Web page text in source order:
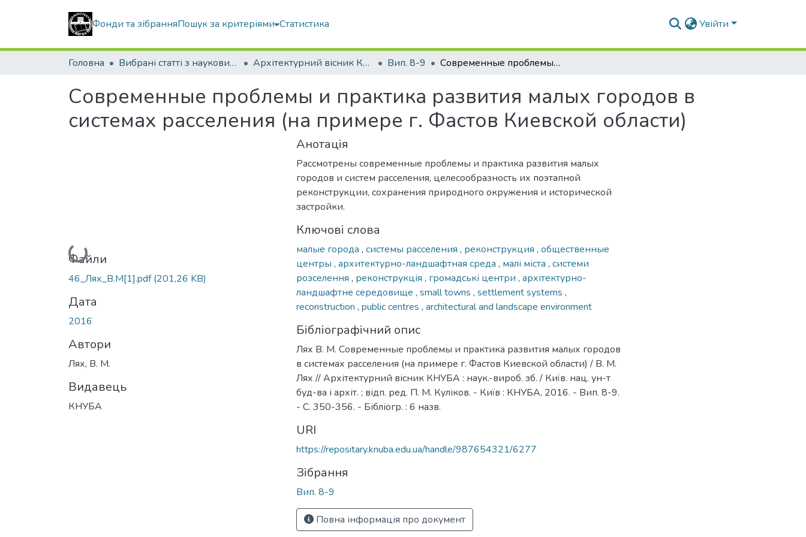
Фонди та зібранняПошук за критеріями Статистика Увійти
Головна Вибрані статті з наукових збірників КНУБА Архітектурний вісник КНУБА Вип. 8-9 Современные проблемы и практика развития малых городов в системах расселения (на примере г. Фастов Киевской области)
Современные проблемы и практика развития малых городов в
системах расселения (на примере г. Фастов Киевской области)
Вантажиться...
Файли
46_Лях_В.М[1].pdf(201,26 KB)
Дата
2016
Автори
Лях, В. М.
Видавець
КНУБА
Анотація
Рассмотрены современные проблемы и практика развития малых
городов и систем расселения, целесообразность их поэтапной
реконструкции, сохранения природного окружения и исторической
застройки.
Ключові слова
малые города , системы расселения , реконструкция , общественные
центры , архитектурно-ландшафтная среда , малі міста , системи
розселення , реконструкція , громадські центри , архітектурно-
ландшафтне середовище , small towns , settlement systems ,
reconstruction , public centres , architectural and landscape environment
Бібліографічний опис
Лях В. М. Современные проблемы и практика развития малых городов
в системах расселения (на примере г. Фастов Киевской области) / В. М.
Лях // Архітектурний вісник КНУБА : наук.-вироб. зб. / Київ. нац. ун-т
буд-ва і архіт. ; відп. ред. П. М. Куліков. - Київ : КНУБА, 2016. - Вип. 8-9.
- С. 350-356. - Бібліогр. : 6 назв.
URI
https://repositary.knuba.edu.ua/handle/987654321/6277
Зібрання
Вип. 8-9
Повна інформація про документ